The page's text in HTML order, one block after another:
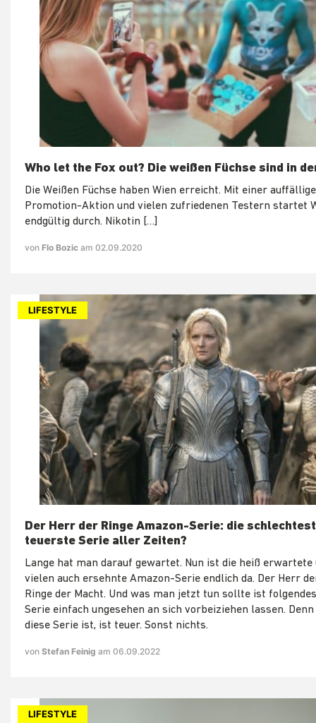
Who let the Fox out? Die weißen Füchse sind in
Die Weißen Füchse haben Wien erreicht. Mit einer
Promotion-Aktion und vielen zufriedenen Testern startet
endgültig durch. Nikotin […]
von Flo Bozic am 02.09.2020
LIFESTYLE
Der Herr der Ringe Amazon-Serie: die
teuerste Serie aller Zeiten?
Lange hat man darauf gewartet. Nun ist die heiß erwartete
vielen auch ersehnte Amazon-Serie endlich da. Der Herr
Ringe der Macht. Und was man jetzt tun sollte ist
Serie einfach ungesehen an sich vorbeiziehen lassen.
diese Serie ist, ist teuer. Sonst nichts.
von Stefan Feinig am 06.09.2022
LIFESTYLE